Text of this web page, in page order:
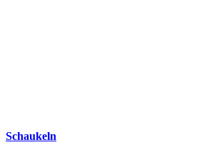
Schaukeln